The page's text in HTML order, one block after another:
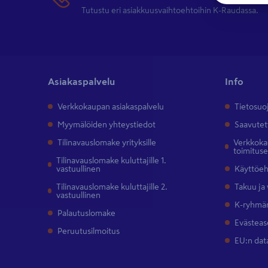
Tutustu eri asiakkuusvaihtoehtoihin K-Raudassa.
Asiakaspalvelu
Verkkokaupan asiakaspalvelu
Myymälöiden yhteystiedot
Tilinavauslomake yrityksille
Tilinavauslomake kuluttajille 1.
vastuullinen
Tilinavauslomake kuluttajille 2.
vastuullinen
Palautuslomake
Peruutusilmoitus
Info
Takuu ja
K-
EU:n